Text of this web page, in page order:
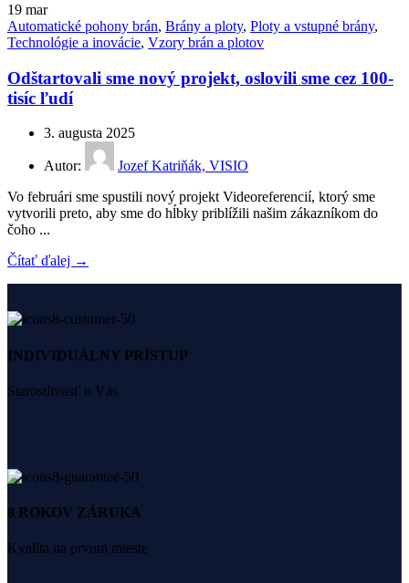
19 mar
Automatické pohony brán, Brány a ploty, Ploty a vstupné brány,
Technológie a inovácie, Vzory brán a plotov
Odštartovali sme nový projekt, oslovili sme cez 100-
tisíc ľudí
3. augusta 2025
Autor:
Jozef Katriňák, VISIO
Vo februári sme spustili nový projekt Videoreferencií, ktorý sme
vytvorili preto, aby sme do hĺbky priblížili našim zákazníkom do
čoho ...
Čítať ďalej →
INDIVIDUÁLNY PRÍSTUP
Starostlivosť o Vás
8 ROKOV ZÁRUKA
Kvalita na prvom mieste